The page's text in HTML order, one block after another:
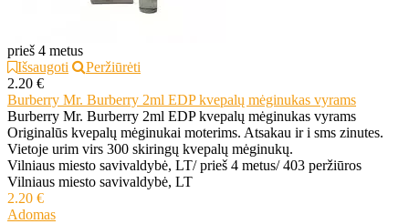
prieš 4 metus
Išsaugoti
Peržiūrėti
2.20 €
Burberry Mr. Burberry 2ml EDP kvepalų mėginukas vyrams
Burberry Mr. Burberry 2ml EDP kvepalų mėginukas vyrams
Originalūs kvepalų mėginukai moterims. Atsakau ir i sms zinutes.
Vietoje urim virs 300 skiringų kvepalų mėginukų.
Vilniaus miesto savivaldybė, LT/ prieš 4 metus/ 403 peržiūros
Vilniaus miesto savivaldybė, LT
2.20 €
Adomas